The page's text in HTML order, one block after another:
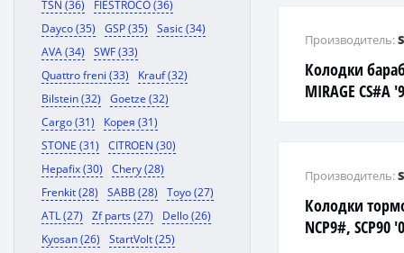
TSN (36)
FIESTROCO (36)
Dayco (35)
GSP (35)
Sasic (34)
AVA (34)
SWF (33)
Quattro freni (33)
Krauf (32)
Bilstein (32)
Goetze (32)
Cargo (31)
Корея (31)
STONE (31)
CITROEN (30)
Hepafix (30)
Chery (28)
Frenkit (28)
SABB (28)
Toyo (27)
ATL (27)
Zf parts (27)
Dello (26)
Kyosan (26)
StartVolt (25)
Колодки
MIRAGE CS#A
Производитель:
Колодки
NCP9#, SCP90
Производитель: